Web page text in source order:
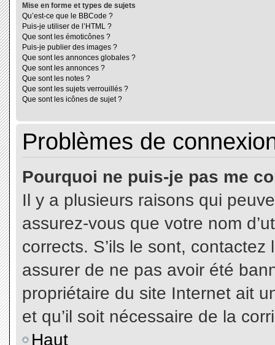
Mise en forme et types de sujets
Qu’est-ce que le BBCode ?
Puis-je utiliser de l’HTML ?
Que sont les émoticônes ?
Puis-je publier des images ?
Que sont les annonces globales ?
Que sont les annonces ?
Que sont les notes ?
Que sont les sujets verrouillés ?
Que sont les icônes de sujet ?
Problèmes de
Pourquoi ne puis-je pas me
Il y a plusieurs raisons qui
assurez-vous que votre nom
corrects. S’ils le sont,
assurer de ne pas avoir été
propriétaire du site Internet ait
et qu’il soit nécessaire de la
Haut